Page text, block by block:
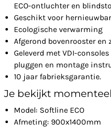
ECO-ontluchter en
Geschikt voor
Ecologische verwarming
Afgerond bovenrooster en
Geleverd met VDI-
pluggen en montage
10 jaar fabrieksgarantie.
Je bekijkt
Model: Softline ECO
Afmeting: 900x1400mm